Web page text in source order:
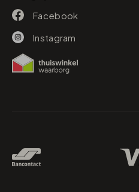
Facebook
Instagram